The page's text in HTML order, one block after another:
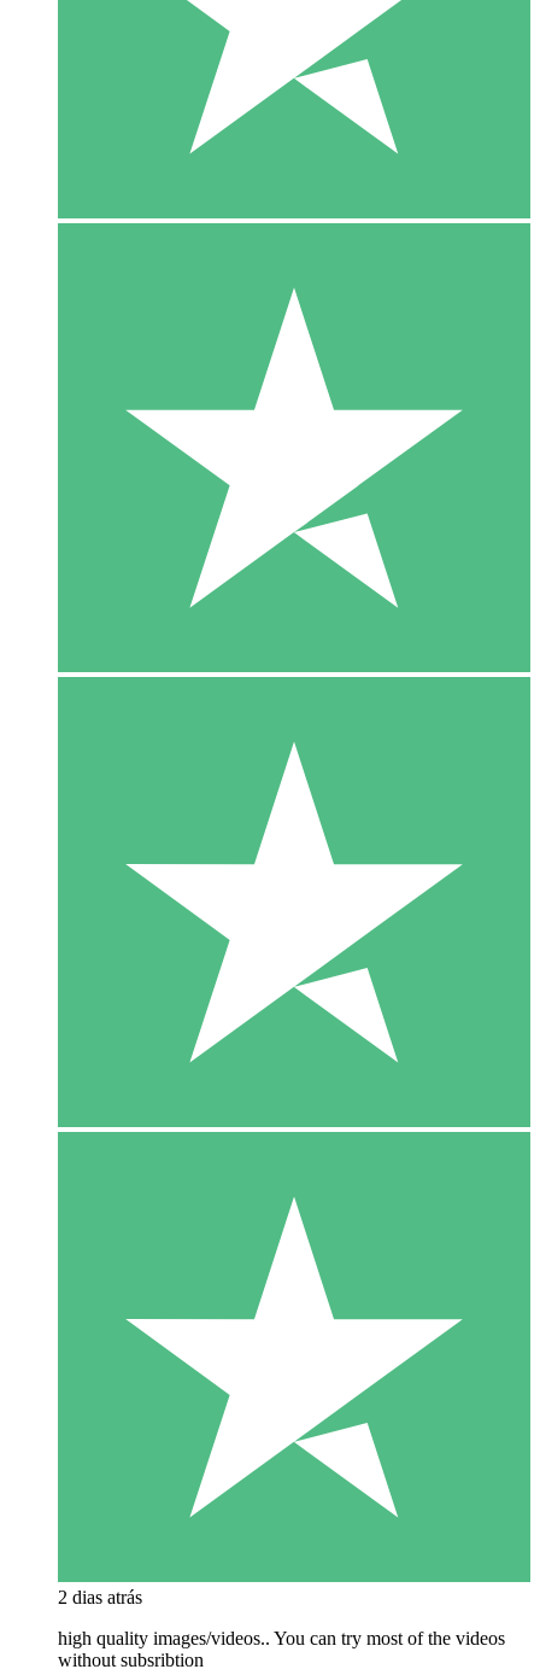
2 dias atrás
high quality images/videos.. You can try most of the videos
without subsribtion